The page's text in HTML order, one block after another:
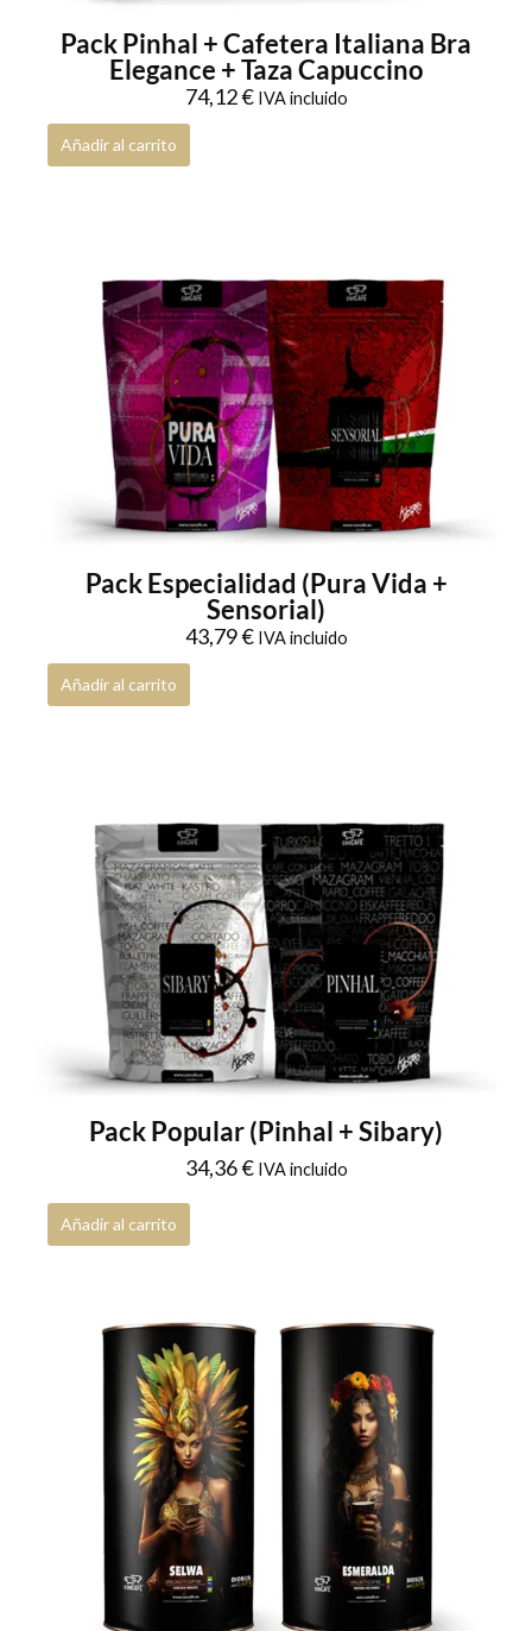
Pack Pinhal + Cafetera Italiana Bra
Elegance + Taza Capuccino
74,12€ IVA incluido
Añadir al carrito
Pack Especialidad (Pura Vida +
Sensorial)
43,79€ IVA incluido
Añadir al carrito
Pack Popular (Pinhal + Sibary)
34,36€ IVA incluido
Añadir al carrito